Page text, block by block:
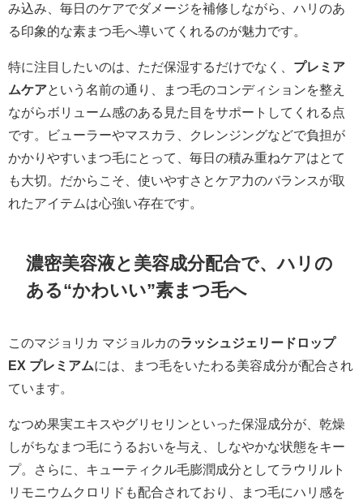
み込み、毎日のケアでダメージを補修しながら、ハリのあ
る印象的な素まつ毛へ導いてくれるのが魅力です。
特に注目したいのは、ただ保湿するだけでなく、 プレミア
ムケアという名前の通り、まつ毛のコンディションを整え
ながらボリューム感のある見た目をサポートしてくれる点
です。ビューラーやマスカラ、クレンジングなどで負担が
かかりやすいまつ毛にとって、毎日の積み重ねケアはとて
も大切。だからこそ、使いやすさとケア力のバランスが取
れたアイテムは心強い存在です。
濃密美容液と美容成分配合で、ハリの
ある“かわいい”素まつ毛へ
このマジョリカ マジョルカのラッシュジェリードロップ
EX プレミアムには、まつ毛をいたわる美容成分が配合され
ています。
なつめ果実エキスやグリセリンといった保湿成分が、乾燥
しがちなまつ毛にうるおいを与え、しなやかな状態をキー
プ。さらに、キューティクル毛膨潤成分としてラウリルト
リモニウムクロリドも配合されており、まつ毛にハリ感を